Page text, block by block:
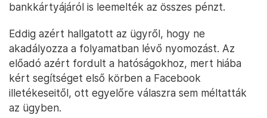
bankkártyájáról is leemelték az összes pénzt.
Eddig azért hallgatott az ügyről, hogy ne
akadályozza a folyamatban lévő nyomozást. Az
előadó azért fordult a hatóságokhoz, mert hiába
kért segítséget első körben a Facebook
illetékeseitől, ott egyelőre válaszra sem méltatták
az ügyben.